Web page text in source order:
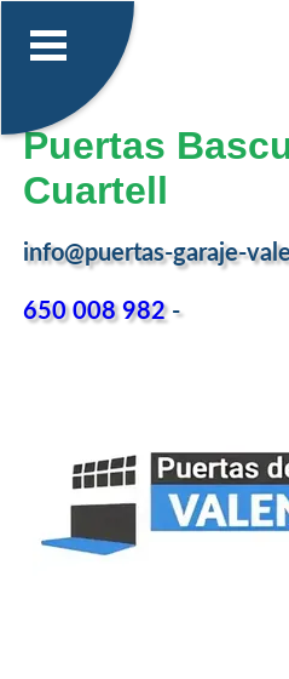
Puertas
Cuartell
info@puertas-garaje-
650 008 982-